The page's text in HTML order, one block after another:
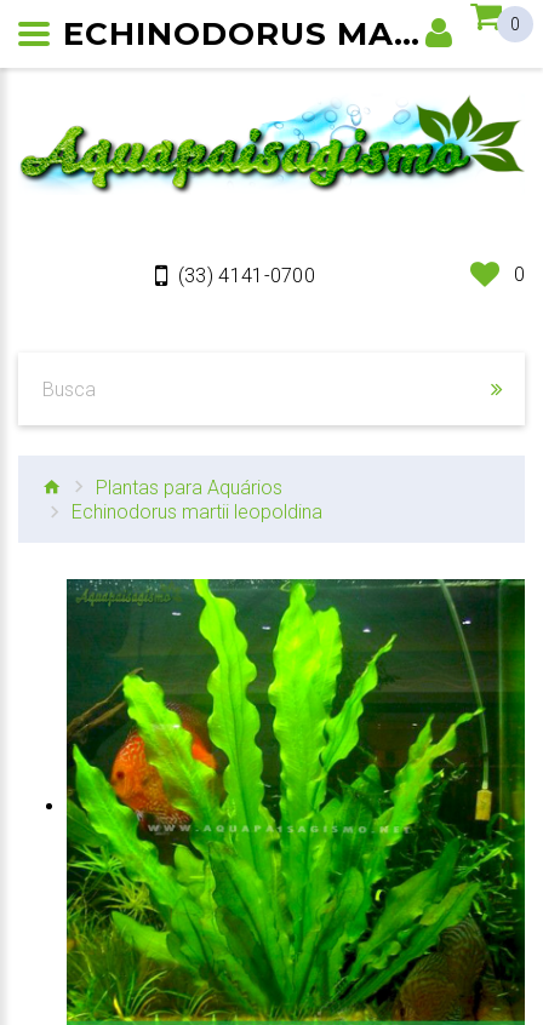
(33) 4141-0700 0
0
Plantas para Aquários
Echinodorus martii leopoldina
ECHINODORUS MARTII LEOPOLDINA